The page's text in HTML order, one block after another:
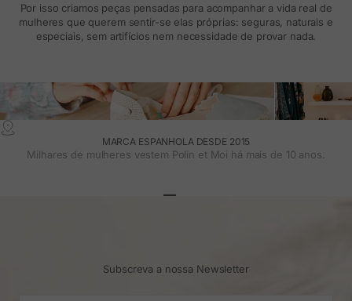
Por isso criamos peças pensadas para acompanhar a vida real de
mulheres que querem sentir-se elas próprias: seguras, naturais e
especiais, sem artifícios nem necessidade de provar nada.
MARCA ESPANHOLA DESDE 2015
Milhares de mulheres vestem Polin et Moi há mais de 10 anos.
Subscreva a nossa Newsletter